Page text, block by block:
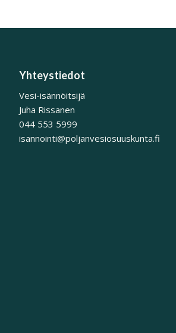
Yhteystiedot
Vesi-isännöitsijä
Juha Rissanen
044 553 5999
isannointi@poljanvesiosuuskunta.fi